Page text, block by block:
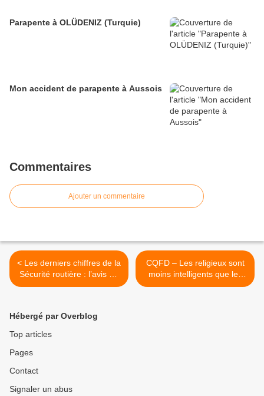
Parapente à OLÜDENIZ (Turquie)
Mon accident de parapente à Aussois
Commentaires
Ajouter un commentaire
< Les derniers chiffres de la
Sécurité routière : l’avis de
la FFMC
CQFD – Les religieux sont
moins intelligents que les
athées ! >
Hébergé par Overblog
Top articles
Pages
Contact
Signaler un abus